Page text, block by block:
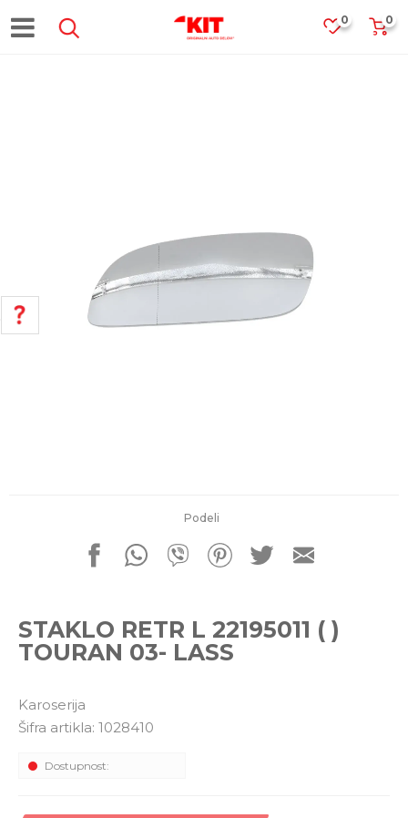
0
0
Podeli
STAKLO RETR L 22195011 ( )
TOURAN 03- LASS
Karoserija
Šifra artikla: 1028410
Dostupnost:
Pišite nam
office@kitcommerce.rs